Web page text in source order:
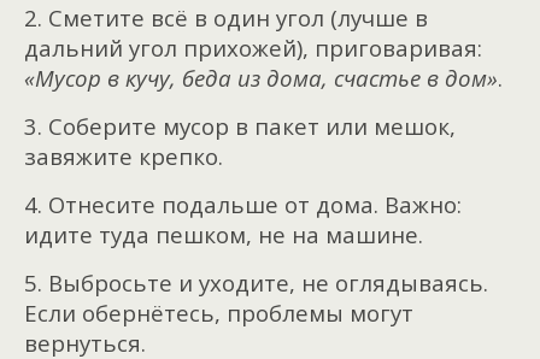
2. Сметите всё в один угол (лучше в
дальний угол прихожей), приговаривая:
«Мусор в кучу, беда из дома, счастье в дом».
3. Соберите мусор в пакет или мешок,
завяжите крепко.
4. Отнесите подальше от дома. Важно:
идите туда пешком, не на машине.
5. Выбросьте и уходите, не оглядываясь.
Если обернётесь, проблемы могут
вернуться.